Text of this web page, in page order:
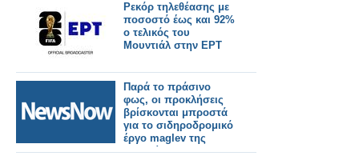
Ρεκόρ τηλεθέασης με
ποσοστό έως και 92%
ο τελικός του
Μουντιάλ στην ΕΡΤ
Παρά το πράσινο
φως, οι προκλήσεις
βρίσκονται μπροστά
για το σιδηροδρομικό
έργο maglev της
Ιαπωνίας.